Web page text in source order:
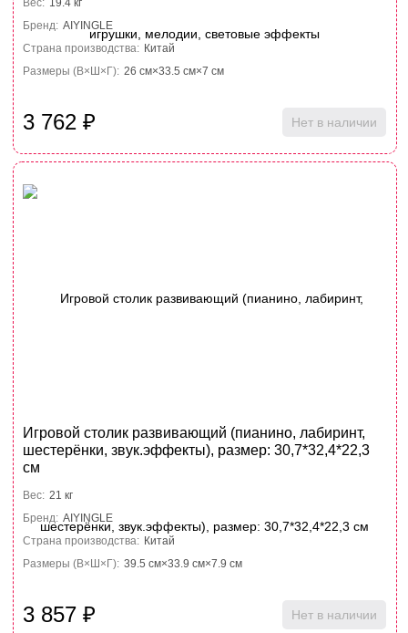
Вес: 19.4 кг
Бренд: AIYINGLE
Страна производства: Китай
Размеры (В×Ш×Г): 26 см×33.5 см×7 см
3 762₽ Нет в наличии
Игровой столик развивающий (пианино, лабиринт,
шестерёнки, звук.эффекты), размер: 30,7*32,4*22,3
см
Вес: 21 кг
Бренд: AIYINGLE
Страна производства: Китай
Размеры (В×Ш×Г): 39.5 см×33.9 см×7.9 см
3 857₽ Нет в наличии